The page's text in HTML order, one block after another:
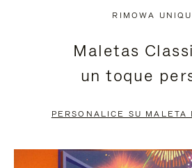
PAUSADO,
PULSE
PARA
ESTÁ
PULSE
ACTIVARLO.
RIMOWA
Maletas
un toque
PERSONALICE SU MALETA